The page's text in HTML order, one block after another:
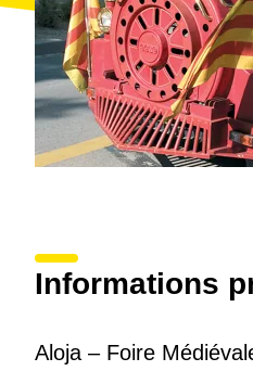
Informations
Aloja – Foire